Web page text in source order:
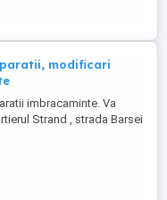
modificari
imbracaminte. Va
Strand , strada Barsei
parter. Tel. .